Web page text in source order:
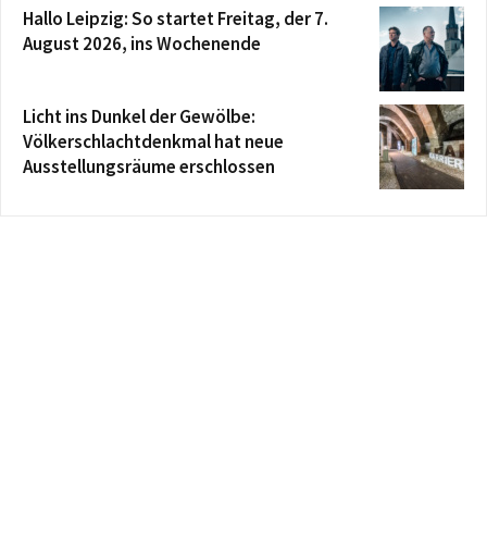
Hallo Leipzig: So startet Freitag, der 7.
August 2026, ins Wochenende
Licht ins Dunkel der Gewölbe:
Völkerschlachtdenkmal hat neue
Ausstellungsräume erschlossen